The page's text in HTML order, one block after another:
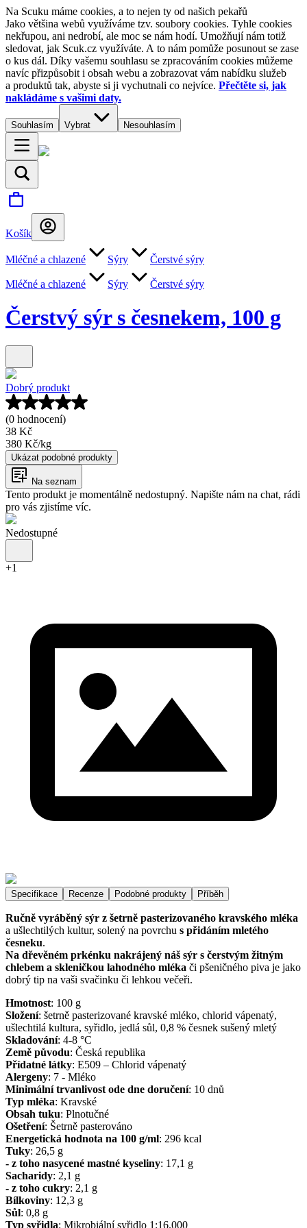
Na Scuku máme cookies, a to nejen ty od našich pekařů
Jako většina webů využíváme tzv. soubory cookies. Tyhle cookies
nekřupou, ani nedrobí, ale moc se nám hodí. Umožňují nám totiž
sledovat, jak Scuk.cz využíváte. A to nám pomůže posunout se zase
o kus dál. Díky vašemu souhlasu se zpracováním cookies můžeme
navíc přizpůsobit i obsah webu a zobrazovat vám nabídku služeb
a produktů tak, abyste si ji vychutnali co nejvíce. Přečtěte si, jak
nakládáme s vašimi daty.
Souhlasím Vybrat Nesouhlasím
Košík
Mléčné a chlazené Sýry Čerstvé sýry
Mléčné a chlazené Sýry Čerstvé sýry
Čerstvý sýr s česnekem, 100 g
Dobrý produkt
(0 hodnocení)
38 Kč
380 Kč/kg
Ukázat podobné produkty
Na seznam
Tento produkt je momentálně nedostupný. Napište nám na chat, rádi
pro vás zjistíme víc.
Nedostupné
+1
Specifikace Recenze Podobné produkty Příběh
Ručně vyráběný sýr z šetrně pasterizovaného kravského mléka
a ušlechtilých kultur, solený na povrchu s přidáním mletého
česneku.
Na dřevěném prkénku nakrájený náš sýr s čerstvým žitným
chlebem a skleničkou lahodného mléka či pšeničného piva je jako
dobrý tip na vaši svačinku či lehkou večeři.
Hmotnost: 100 g
Složení: šetrně pasterizované kravské mléko, chlorid vápenatý,
ušlechtilá kultura, syřidlo, jedlá sůl, 0,8 % česnek sušený mletý
Skladování: 4-8 °C
Země původu: Česká republika
Přídatné látky: E509 – Chlorid vápenatý
Alergeny: 7 - Mléko
Minimální trvanlivost ode dne doručení: 10 dnů
Typ mléka: Kravské
Obsah tuku: Plnotučné
Ošetření: Šetrně pasterováno
Energetická hodnota na 100 g/ml: 296 kcal
Tuky: 26,5 g
- z toho nasycené mastné kyseliny: 17,1 g
Sacharidy: 2,1 g
- z toho cukry: 2,1 g
Bílkoviny: 12,3 g
Sůl: 0,8 g
Typ syřidla: Mikrobiální syřidlo 1:16.000